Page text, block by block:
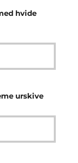
hvide
urskive